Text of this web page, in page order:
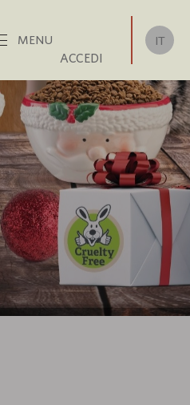
MENU
ACCEDI
IT